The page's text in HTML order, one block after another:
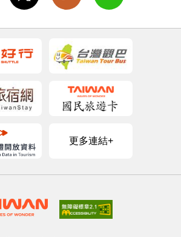
更多連結+